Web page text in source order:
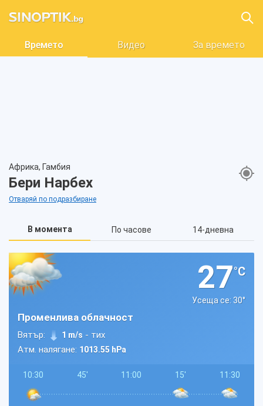
Времето Видео За времето
Африка, Гамбия
Бери Нарбех
Отваряй по подразбиране
В момента По часове 14-дневна
27°C
Усеща се: 30°
Променлива облачност
Вятър: 1 m/s - тих
Атм. налягане: 1013.55 hPa
10:30 45' 11:00 15' 11:30